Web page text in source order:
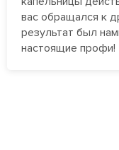
выздоровлению
работают
наблюдение и
лечение в
вас обращался к
результат был
настоящие профи!